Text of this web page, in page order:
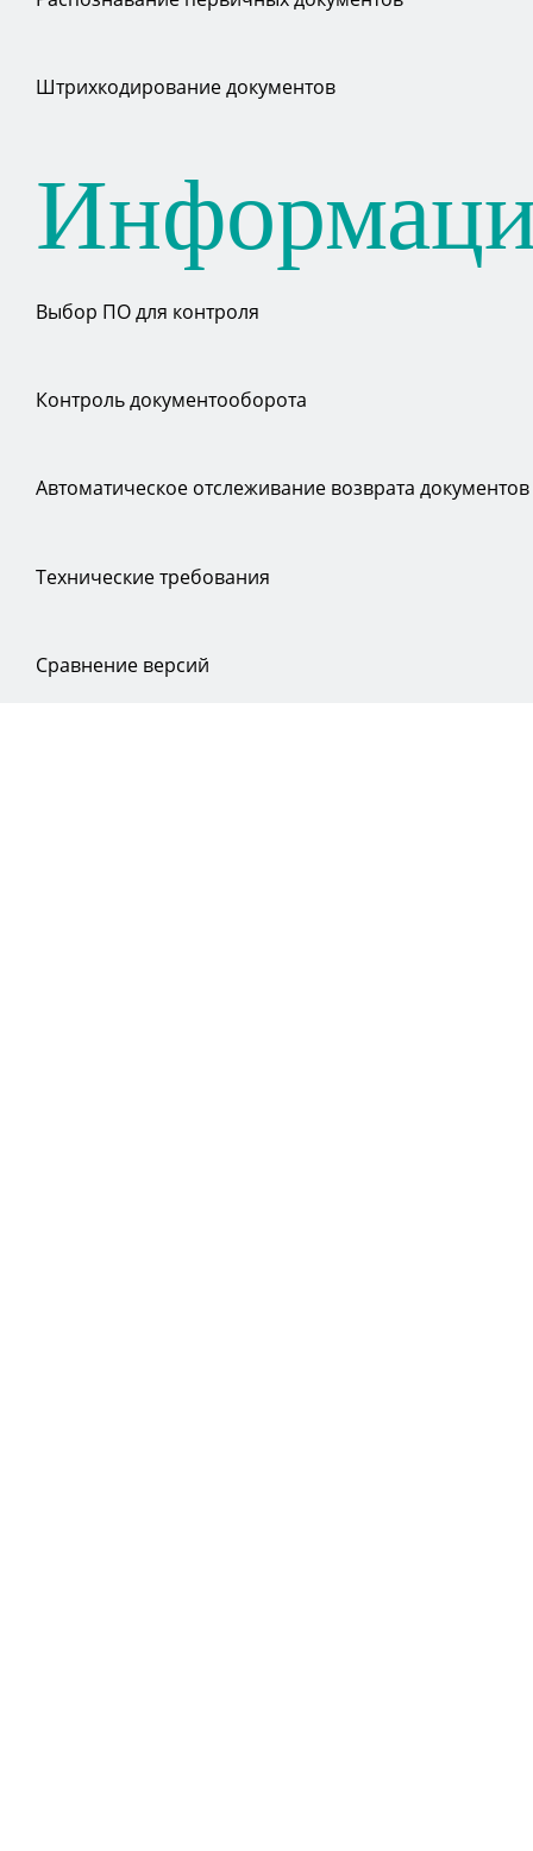
Штрихкодирование документов
Выбор ПО для контроля
Контроль документооборота
Автоматическое отслеживание возврата документов
Технические требования
Сравнение версий